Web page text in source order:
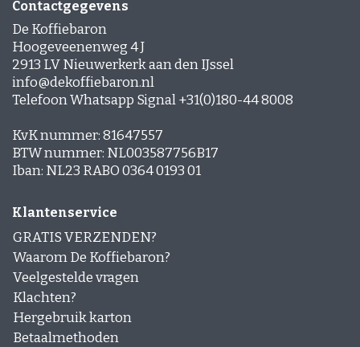
Espresso-rub
Peppermint Mocha
Gingerbread Latte
Cinnamon Latte
Laagjes Koffie
Nagerechten en gebak met Koffie
Contactgegevens
De Koffiebaron
Hoogeveenenweg 4 J
2913 LV Nieuwerkerk aan den IJssel
info@dekoffiebaron.nl
Telefoon Whatsapp Signal +31(0)180-44 8008
KvK nummer: 81647557
BTW nummer: NL003587756B17
Iban: NL23 RABO 0364 0193 01
Klantenservice
GRATIS VERZENDEN?
Waarom De Koffiebaron?
Veelgestelde vragen
Klachten?
Hergebruik karton
Betaalmethoden